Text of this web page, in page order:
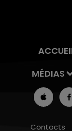
MÉDIAS
Contacts